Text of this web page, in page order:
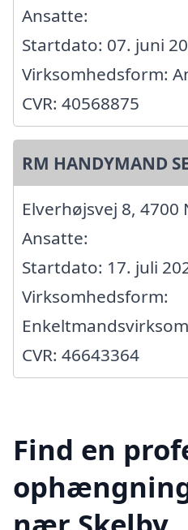
Ansatte:
Startdato: 07. juni
Virksomhedsform:
CVR: 40568875
RM HANDYMAND
Elverhøjsvej 8,
Ansatte:
Startdato: 17. juli
Virksomhedsform:
CVR: 46643364
Find en